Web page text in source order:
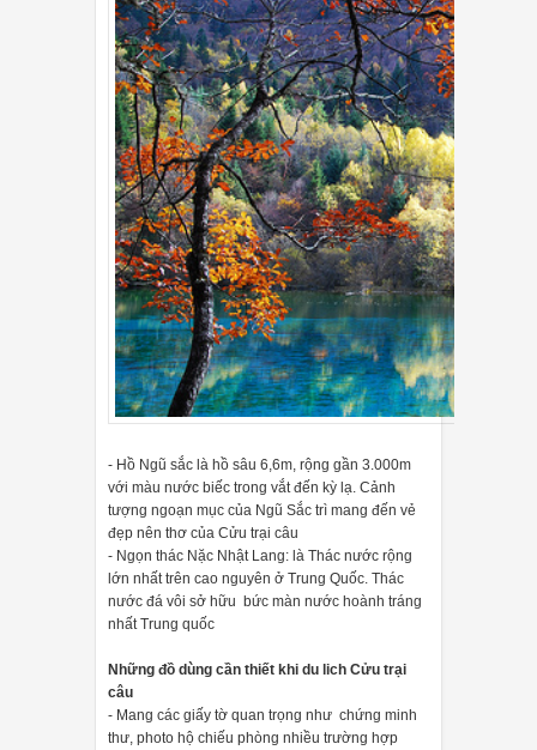
- Hồ Ngũ sắc là hồ sâu 6,6m, rộng gần 3.000m
với màu nước biếc trong vắt đến kỳ lạ. Cảnh
tượng ngoạn mục của Ngũ Sắc trì mang đến vẻ
đẹp nên thơ của Cửu trại câu
- Ngọn thác Nặc Nhật Lang: là Thác nước rộng
lớn nhất trên cao nguyên ở Trung Quốc. Thác
nước đá vôi sở hữu bức màn nước hoành tráng
nhất Trung quốc
Những đồ dùng cần thiết khi du lich Cửu trại
câu
- Mang các giấy tờ quan trọng như chứng minh
thư, photo hộ chiếu phòng nhiều trường hợp